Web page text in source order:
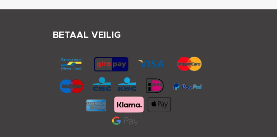
BETAAL VEILIG